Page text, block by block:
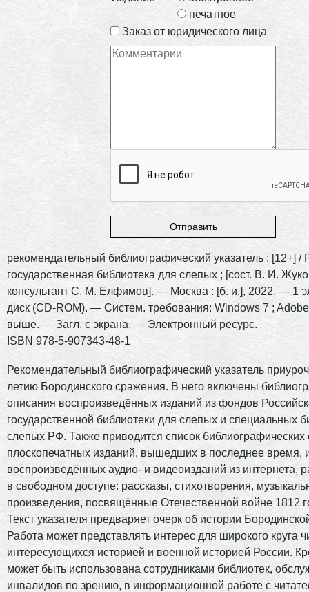
печатное
Заказ от юридического лица
рекомендательный библиографический указатель : [12+] /
государственная библиотека для слепых ; [сост. В. И.
консультант С. М. Елфимов]. — Москва : [б. и.], 2022. — 1
диск (CD-ROM). — Систем. требования: Windows 7 ;
выше. — Загл. с экрана. — Электронный ресурс.
ISBN 978-5-907343-48-1
Рекомендательный библиографический указатель
летию Бородинского сражения. В него включены
описания воспроизведённых изданий из фондов
государственной библиотеки для слепых и специальных
слепых РФ. Также приводится список библиографических
плоскопечатных изданий, вышедших в последнее время,
воспроизведённых аудио- и видеоизданий из интернета,
в свободном доступе: рассказы, стихотворения,
произведения, посвящённые Отечественной войне 1812
Текст указателя предваряет очерк об истории
Работа может представлять интерес для широкого круга
интересующихся историей и военной историей России.
может быть использована сотрудниками библиотек,
инвалидов по зрению, в информационной работе с